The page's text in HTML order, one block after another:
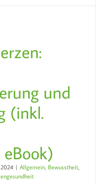
und
(inkl.
2024 | Allgemein, Bewusstheit,